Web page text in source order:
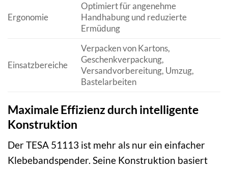
Ergonomie
Optimiert für angenehme
Handhabung und reduzierte
Ermüdung
Einsatzbereiche
Verpacken von Kartons,
Geschenkverpackung,
Versandvorbereitung, Umzug,
Bastelarbeiten
Maximale Effizienz durch intelligente
Konstruktion
Der TESA 51113 ist mehr als nur ein einfacher
Klebebandspender. Seine Konstruktion basiert